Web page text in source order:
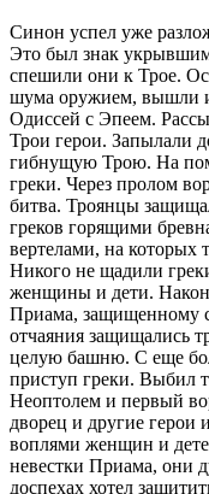
Синон успел уже
Это был знак
спешили они к Трое.
шума оружием, вышли
Одиссей с Эпеем.
Трои герои. Запылали
гибнущую Трою. На
греки. Через пролом
битва. Троянцы
греков горящими
вертелами, на которых
Никого не щадили
женщины и дети.
Приама, защищенному
отчаяния защищались
целую башню. С еще
приступ греки. Выбил
Неоптолем и первый
дворец и другие
воплями женщин и
невестки Приама, они
доспехах хотел